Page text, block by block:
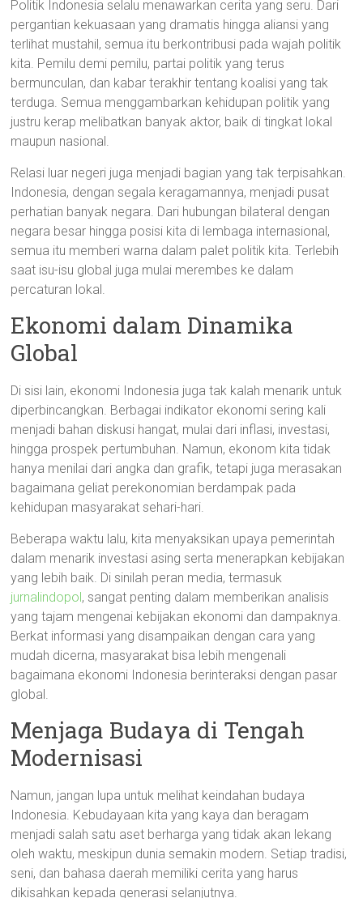
Politik Indonesia selalu menawarkan cerita yang seru. Dari
pergantian kekuasaan yang dramatis hingga aliansi yang
terlihat mustahil, semua itu berkontribusi pada wajah politik
kita. Pemilu demi pemilu, partai politik yang terus
bermunculan, dan kabar terakhir tentang koalisi yang tak
terduga. Semua menggambarkan kehidupan politik yang
justru kerap melibatkan banyak aktor, baik di tingkat lokal
maupun nasional.
Relasi luar negeri juga menjadi bagian yang tak terpisahkan.
Indonesia, dengan segala keragamannya, menjadi pusat
perhatian banyak negara. Dari hubungan bilateral dengan
negara besar hingga posisi kita di lembaga internasional,
semua itu memberi warna dalam palet politik kita. Terlebih
saat isu-isu global juga mulai merembes ke dalam
percaturan lokal.
Ekonomi dalam Dinamika
Global
Di sisi lain, ekonomi Indonesia juga tak kalah menarik untuk
diperbincangkan. Berbagai indikator ekonomi sering kali
menjadi bahan diskusi hangat, mulai dari inflasi, investasi,
hingga prospek pertumbuhan. Namun, ekonom kita tidak
hanya menilai dari angka dan grafik, tetapi juga merasakan
bagaimana geliat perekonomian berdampak pada
kehidupan masyarakat sehari-hari.
Beberapa waktu lalu, kita menyaksikan upaya pemerintah
dalam menarik investasi asing serta menerapkan kebijakan
yang lebih baik. Di sinilah peran media, termasuk
jurnalindopol, sangat penting dalam memberikan analisis
yang tajam mengenai kebijakan ekonomi dan dampaknya.
Berkat informasi yang disampaikan dengan cara yang
mudah dicerna, masyarakat bisa lebih mengenali
bagaimana ekonomi Indonesia berinteraksi dengan pasar
global.
Menjaga Budaya di Tengah
Modernisasi
Namun, jangan lupa untuk melihat keindahan budaya
Indonesia. Kebudayaan kita yang kaya dan beragam
menjadi salah satu aset berharga yang tidak akan lekang
oleh waktu, meskipun dunia semakin modern. Setiap tradisi,
seni, dan bahasa daerah memiliki cerita yang harus
dikisahkan kepada generasi selanjutnya.